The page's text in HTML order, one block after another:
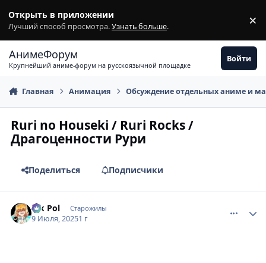
Открыть в приложении
Лучший способ просмотра.Узнать больше. ×
АнимеФорум
Крупнейший аниме-форум на русскоязычной площадке
Войти
Главная Анимация Обсуждение отдельных аниме и
Ruri no Houseki / Ruri Rocks /
Драгоценности Рури
Поделиться Подписчики
Vik Pol Старожилы
9 Июля, 20251 г